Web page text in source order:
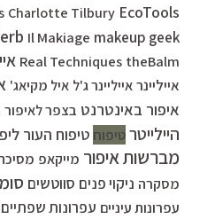
Charlotte Tilbury EcoTools
Il Makiage makeup geek
Real Techniques theBalm
אייליינראייליינר ג'ל איל מקיאג'
איפור באינטרנט בצפר לאיפור
היילייטרטיפוח טיפוח העור
מברשות איפור מייקאפ
מסקרה ניקוי פנים סווטשים
עפרונות עיניים עפרונות שפתיים